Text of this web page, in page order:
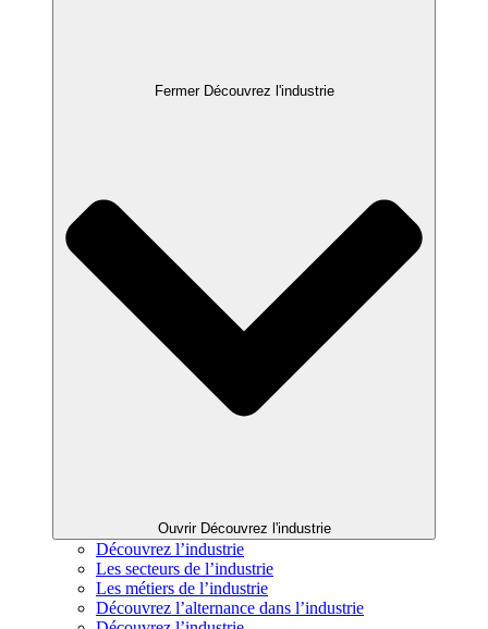
Fermer Découvrez l'industrie
Ouvrir Découvrez l'industrie
Découvrez l’industrie
Les secteurs de l’industrie
Les métiers de l’industrie
Découvrez l’alternance dans l’industrie